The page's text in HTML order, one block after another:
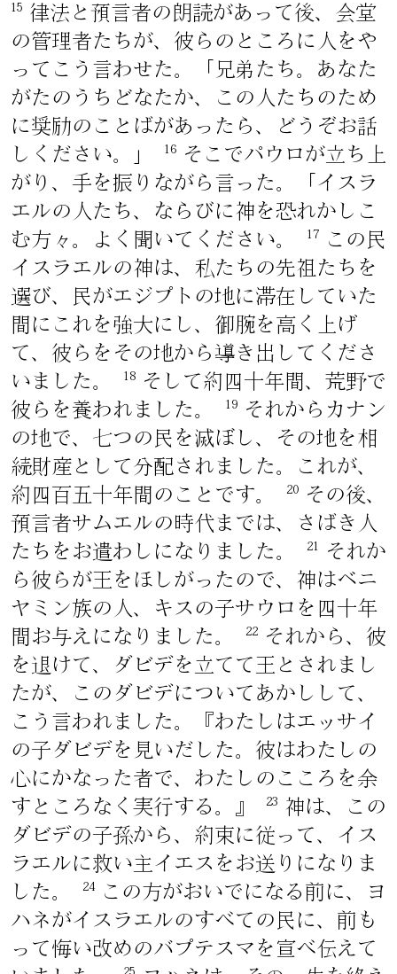
15
律法と預言者の朗読があって後、会堂
の管理者たちが、彼らのところに人をや
ってこう言わせた。「兄弟たち。あなた
がたのうちどなたか、この人たちのため
に奨励のことばがあったら、どうぞお話
しください。」
16
そこでパウロが立ち上
がり、手を振りながら言った。「イスラ
エルの人たち、ならびに神を恐れかしこ
む方々。よく聞いてください。
17
この民
イスラエルの神は、私たちの先祖たちを
選び、民がエジプトの地に滞在していた
間にこれを強大にし、御腕を高く上げ
て、彼らをその地から導き出してくださ
いました。
18
そして約四十年間、荒野で
彼らを養われました。
19
それからカナン
の地で、七つの民を滅ぼし、その地を相
続財産として分配されました。これが、
約四百五十年間のことです。
20
その後、
預言者サムエルの時代までは、さばき人
たちをお遣わしになりました。
21
それか
ら彼らが王をほしがったので、神はベニ
ヤミン族の人、キスの子サウロを四十年
間お与えになりました。
22
それから、彼
を退けて、ダビデを立てて王とされまし
たが、このダビデについてあかしして、
こう言われました。『わたしはエッサイ
の子ダビデを見いだした。彼はわたしの
心にかなった者で、わたしのこころを余
すところなく実行する。』
23
神は、この
ダビデの子孫から、約束に従って、イス
ラエルに救い主イエスをお送りになりま
した。
24
この方がおいでになる前に、ヨ
ハネがイスラエルのすべての民に、前も
って悔い改めのバプテスマを宣べ伝えて